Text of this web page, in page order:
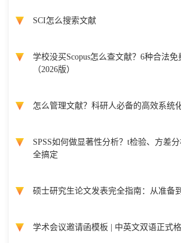
SCI怎么搜索文献
学校没买Scopus怎么查文献？6种合法
（2026版）
怎么管理文献？科研人必备的高效系统
SPSS如何做显著性分析？t检验、方差
全搞定
硕士研究生论文发表完全指南：从准备
学术会议邀请函模板 | 中英文双语正式